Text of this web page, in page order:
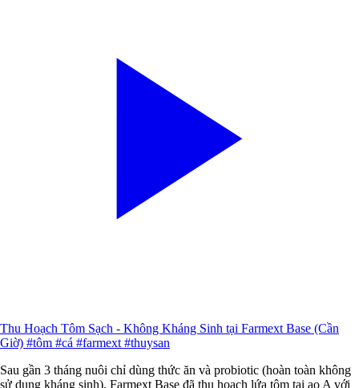
Thu Hoạch Tôm Sạch - Không Kháng Sinh tại Farmext Base (Cần
Giờ) #tôm #cá #farmext #thuysan
Sau gần 3 tháng nuôi chỉ dùng thức ăn và probiotic (hoàn toàn không
sử dụng kháng sinh). Farmext Base đã thu hoạch lứa tôm tại ao A với